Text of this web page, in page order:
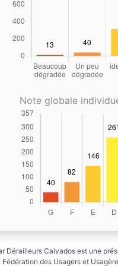
Note globale
Dérailleurs Calvados est une
Fédération des Usagers et